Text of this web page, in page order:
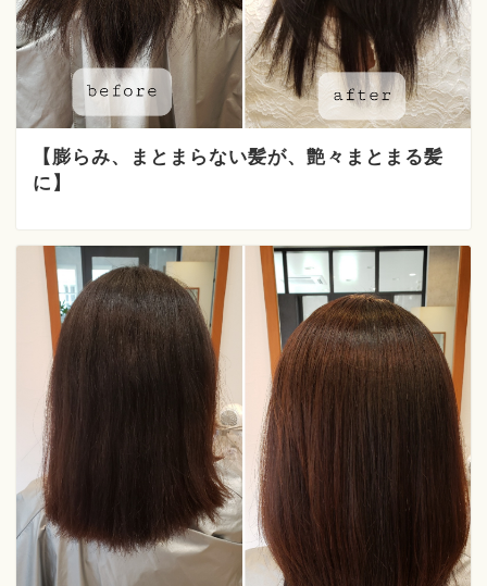
【膨らみ、まとまらない髪が、艶々まとまる髪
に】